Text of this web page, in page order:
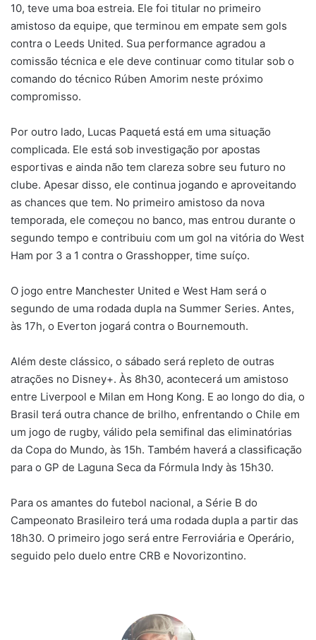
10, teve uma boa estreia. Ele foi titular no primeiro
amistoso da equipe, que terminou em empate sem gols
contra o Leeds United. Sua performance agradou a
comissão técnica e ele deve continuar como titular sob o
comando do técnico Rúben Amorim neste próximo
compromisso.
Por outro lado, Lucas Paquetá está em uma situação
complicada. Ele está sob investigação por apostas
esportivas e ainda não tem clareza sobre seu futuro no
clube. Apesar disso, ele continua jogando e aproveitando
as chances que tem. No primeiro amistoso da nova
temporada, ele começou no banco, mas entrou durante o
segundo tempo e contribuiu com um gol na vitória do West
Ham por 3 a 1 contra o Grasshopper, time suíço.
O jogo entre Manchester United e West Ham será o
segundo de uma rodada dupla na Summer Series. Antes,
às 17h, o Everton jogará contra o Bournemouth.
Além deste clássico, o sábado será repleto de outras
atrações no Disney+. Às 8h30, acontecerá um amistoso
entre Liverpool e Milan em Hong Kong. E ao longo do dia, o
Brasil terá outra chance de brilho, enfrentando o Chile em
um jogo de rugby, válido pela semifinal das eliminatórias
da Copa do Mundo, às 15h. Também haverá a classificação
para o GP de Laguna Seca da Fórmula Indy às 15h30.
Para os amantes do futebol nacional, a Série B do
Campeonato Brasileiro terá uma rodada dupla a partir das
18h30. O primeiro jogo será entre Ferroviária e Operário,
seguido pelo duelo entre CRB e Novorizontino.